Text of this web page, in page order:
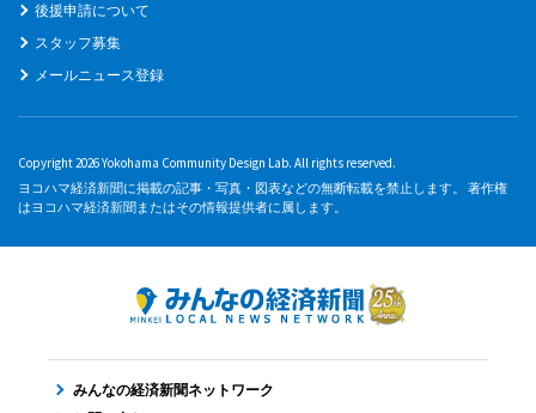
後援申請について
スタッフ募集
メールニュース登録
Copyright 2026 Yokohama Community Design Lab. All rights reserved.
ヨコハマ経済新聞に掲載の記事・写真・図表などの無断転載を禁止します。 著作権
はヨコハマ経済新聞またはその情報提供者に属します。
みんなの経済新聞ネットワーク